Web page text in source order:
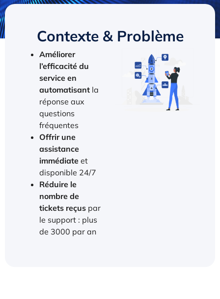
Contexte & Problème
Améliorer
l’efficacité du
service en
automatisant la
réponse aux
questions
fréquentes
Offrir une
assistance
immédiate et
disponible 24/7
Réduire le
nombre de
tickets reçus par
le support : plus
de 3000 par an